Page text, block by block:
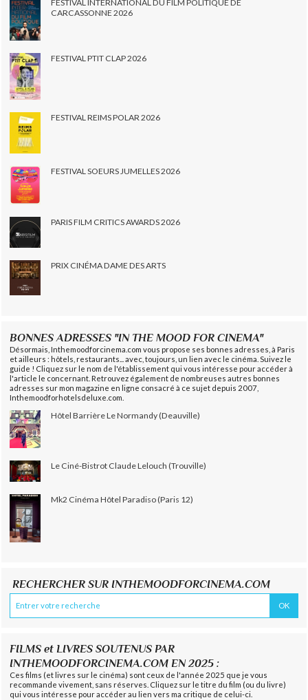
FESTIVAL INTERNATIONAL DU FILM POLITIQUE DE
CARCASSONNE 2026
FESTIVAL PTIT CLAP 2026
FESTIVAL REIMS POLAR 2026
FESTIVAL SOEURS JUMELLES 2026
PARIS FILM CRITICS AWARDS 2026
PRIX CINÉMA DAME DES ARTS
BONNES ADRESSES "IN THE MOOD FOR CINEMA"
Désormais, Inthemoodforcinema.com vous propose ses bonnes adresses, à Paris
et ailleurs : hôtels, restaurants... avec, toujours, un lien avec le cinéma. Suivez le
guide ! Cliquez sur le nom de l'établissement qui vous intéresse pour accéder à
l'article le concernant. Retrouvez également de nombreuses autres bonnes
adresses sur mon magazine en ligne consacré à ce sujet depuis 2007,
Inthemoodforhotelsdeluxe.com.
Hôtel Barrière Le Normandy (Deauville)
Le Ciné-Bistrot Claude Lelouch (Trouville)
Mk2 Cinéma Hôtel Paradiso (Paris 12)
RECHERCHER SUR INTHEMOODFORCINEMA.COM
FILMS et LIVRES SOUTENUS PAR
INTHEMOODFORCINEMA.COM EN 2025 :
Ces films (et livres sur le cinéma) sont ceux de l'année 2025 que je vous
recommande vivement, sans réserves. Cliquez sur le titre du film (ou du livre)
qui vous intéresse pour accéder au lien vers ma critique de celui-ci.